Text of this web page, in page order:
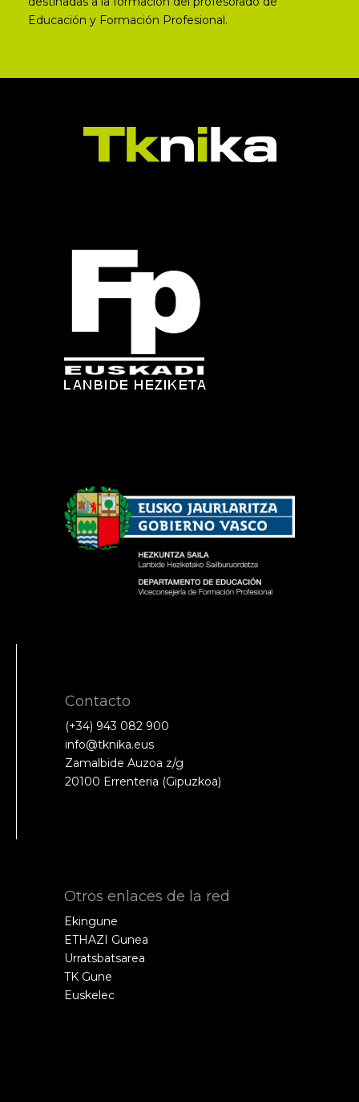
Educación y Formación Profesional.
Contacto
(+34) 943 082 900
info@tknika.eus
Zamalbide Auzoa z/g
20100 Errenteria (Gipuzkoa)
Otros enlaces de la red
Ekingune
ETHAZI Gunea
Urratsbatsarea
TK Gune
Euskelec